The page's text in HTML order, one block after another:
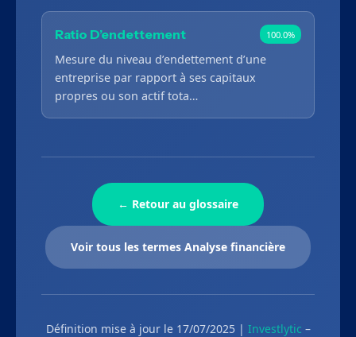
Ratio D’endettement 100.0%
Mesure du niveau d’endettement d’une
entreprise par rapport à ses capitaux
propres ou son actif tota…
← Retour au glossaire
Voir tous les termes Analyse financière
Définition mise à jour le 17/07/2025 | Investlytic –